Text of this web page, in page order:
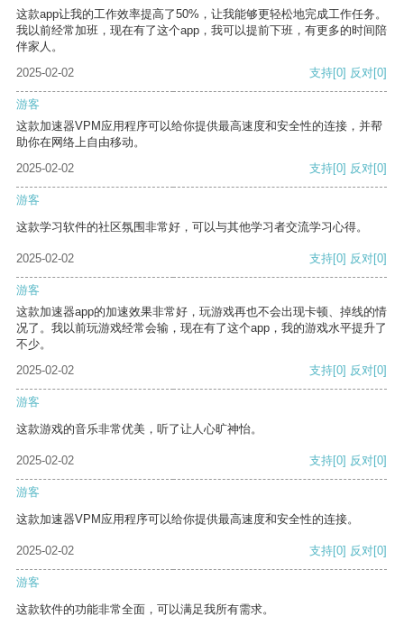
这款app让我的工作效率提高了50%，让我能够更轻松地完成工作任务。
我以前经常加班，现在有了这个app，我可以提前下班，有更多的时间陪
伴家人。
2025-02-02
支持[0] 反对[0]
游客
这款加速器VPM应用程序可以给你提供最高速度和安全性的连接，并帮
助你在网络上自由移动。
2025-02-02
支持[0] 反对[0]
游客
这款学习软件的社区氛围非常好，可以与其他学习者交流学习心得。
2025-02-02 支持[0] 反对[0]
游客
这款加速器app的加速效果非常好，玩游戏再也不会出现卡顿、掉线的情
况了。我以前玩游戏经常会输，现在有了这个app，我的游戏水平提升了
不少。
2025-02-02
支持[0] 反对[0]
游客
这款游戏的音乐非常优美，听了让人心旷神怡。
2025-02-02 支持[0] 反对[0]
游客
这款加速器VPM应用程序可以给你提供最高速度和安全性的连接。
2025-02-02 支持[0] 反对[0]
游客
这款软件的功能非常全面，可以满足我所有需求。